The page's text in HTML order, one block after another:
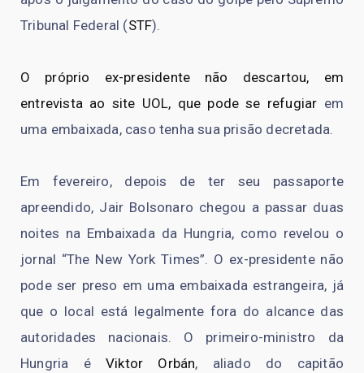
Tribunal Federal (STF).
O próprio ex-presidente não descartou, em
entrevista ao site UOL, que pode se refugiar em
uma embaixada, caso tenha sua prisão decretada.
Em fevereiro, depois de ter seu passaporte
apreendido, Jair Bolsonaro chegou a passar duas
noites na Embaixada da Hungria, como revelou o
jornal “The New York Times”. O ex-presidente não
pode ser preso em uma embaixada estrangeira, já
que o local está legalmente fora do alcance das
autoridades nacionais. O primeiro-ministro da
Hungria é Viktor Orbán, aliado do capitão